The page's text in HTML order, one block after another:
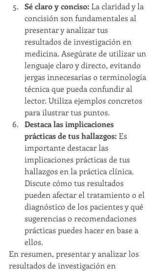
Sé claro y conciso: La claridad y la
concisión son fundamentales al
presentar y analizar tus
resultados de investigación en
medicina. Asegúrate de utilizar un
lenguaje claro y directo, evitando
jergas innecesarias o terminología
técnica que pueda confundir al
lector. Utiliza ejemplos concretos
para ilustrar tus puntos.
Destaca las implicaciones
prácticas de tus hallazgos: Es
importante destacar las
implicaciones prácticas de tus
hallazgos en la práctica clínica.
Discute cómo tus resultados
pueden afectar el tratamiento o el
diagnóstico de los pacientes y qué
sugerencias o recomendaciones
prácticas puedes hacer en base a
ellos.
En resumen, presentar y analizar los
resultados de investigación en